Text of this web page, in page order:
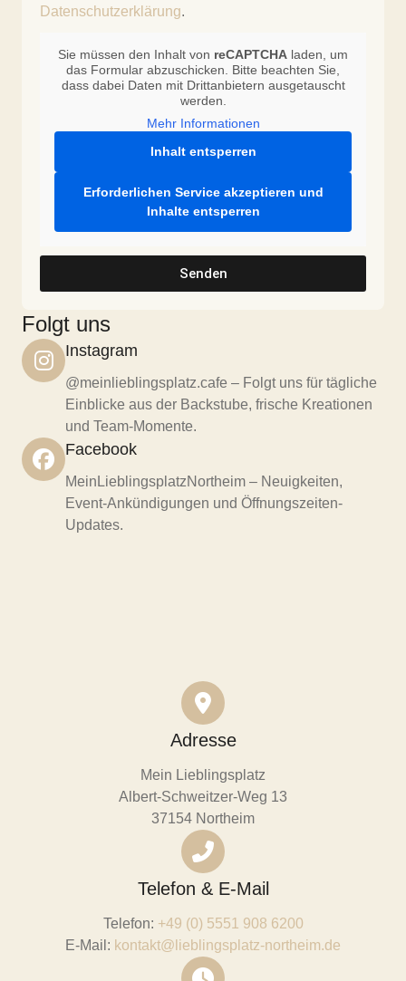
Datenschutzerklärung.
Sie müssen den Inhalt von reCAPTCHA laden, um
das Formular abzuschicken. Bitte beachten Sie,
dass dabei Daten mit Drittanbietern ausgetauscht
werden.
Mehr Informationen
Inhalt entsperren
Erforderlichen Service akzeptieren und
Inhalte entsperren
Senden
Folgt uns
Instagram
@meinlieblingsplatz.cafe – Folgt uns für tägliche
Einblicke aus der Backstube, frische Kreationen
und Team-Momente.
Facebook
MeinLieblingsplatzNortheim – Neuigkeiten,
Event-Ankündigungen und Öffnungszeiten-
Updates.
Adresse
Mein Lieblingsplatz
Albert-Schweitzer-Weg 13
37154 Northeim
Telefon & E-Mail
Telefon: +49 (0) 5551 908 6200
E-Mail: kontakt@lieblingsplatz-northeim.de